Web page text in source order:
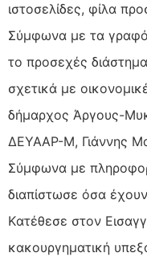
ιστοσελίδες, φίλα
Σύμφωνα με τα
το προσεχές
σχετικά με
δήμαρχος Άργους-
ΔΕΥΑΑΡ-Μ, Γιάννης
Σύμφωνα με
διαπίστωσε όσα
Kατέθεσε στον
κακουργηματική